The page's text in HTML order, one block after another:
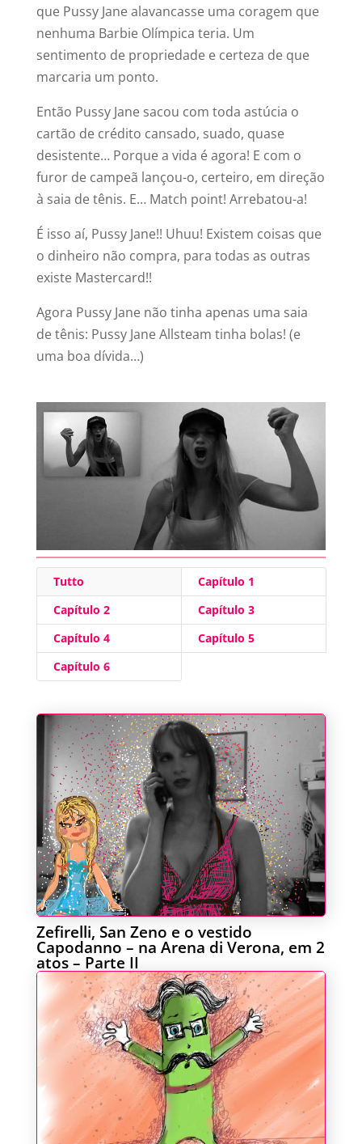
que Pussy Jane alavancasse uma coragem que
nenhuma Barbie Olímpica teria. Um
sentimento de propriedade e certeza de que
marcaria um ponto.
Então Pussy Jane sacou com toda astúcia o
cartão de crédito cansado, suado, quase
desistente… Porque a vida é agora! E com o
furor de campeã lançou-o, certeiro, em direção
à saia de tênis. E… Match point! Arrebatou-a!
É isso aí, Pussy Jane!! Uhuu! Existem coisas que
o dinheiro não compra, para todas as outras
existe Mastercard!!
Agora Pussy Jane não tinha apenas uma saia
de tênis: Pussy Jane Allsteam tinha bolas! (e
uma boa dívida…)
Tutto
Capítulo 1
Capítulo 2
Capítulo 3
Capítulo 4
Capítulo 5
Capítulo 6
Zefirelli, San Zeno e o vestido
Capodanno – na Arena di Verona, em 2
atos – Parte II